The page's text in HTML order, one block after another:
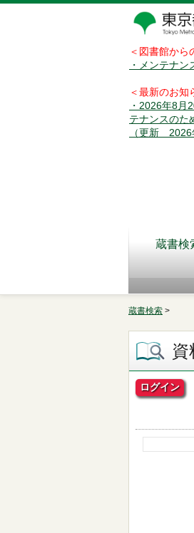
＜図書館か
・メンテナ
＜最新のお知
・2026年8月
テナンスのた
（更新 2026
蔵書検
蔵書検索 >
資
ログイン